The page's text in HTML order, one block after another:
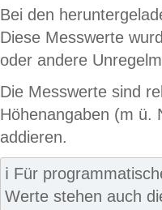
Bei den
Diese Messwerte
oder andere
Die Messwerte sind
Höhenangaben (m ü.
addieren.
ℹ️ Für
Werte stehen auch